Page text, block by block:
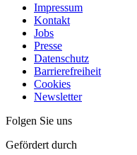
Impressum
Kontakt
Jobs
Presse
Datenschutz
Barrierefreiheit
Cookies
Newsletter
Folgen Sie uns
Gefördert durch